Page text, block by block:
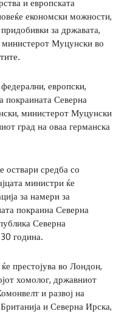
и европската
економски можности,
за државата,
министерот Муцунски во
европски,
покраината Северна
министерот Муцунски
град на оваа германска
оствари средба со
министри ќе
за намери за
покраина Северна
Северна
година.
престојува во Лондон,
хомолог, државниот
и развој на
и Северна Ирска,